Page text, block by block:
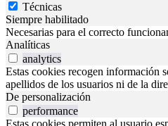
Técnicas
Siempre habilitado
Necesarias para el correcto
Analíticas
analytics
Estas cookies recogen información
apellidos de los usuarios ni de la
De personalización
performance